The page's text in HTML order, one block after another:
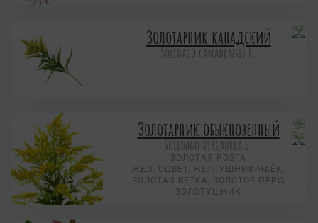
Золотарник канадский
Solidago canadensis L.
Золотарник обыкновенный
Solidago virgaurea L.
ЗОЛОТАЯ РОЗГА
ЖЕЛТОЦВЕТ, ЖЕЛТУШНИК-ЧАЁК,
ЗОЛОТАЯ ВЕТКА, ЗОЛОТОЕ ПЕРО,
ЗОЛОТУШНИК